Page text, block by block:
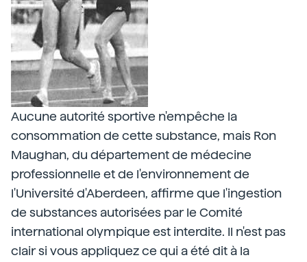
Aucune autorité sportive n'empêche la
consommation de cette substance, mais Ron
Maughan, du département de médecine
professionnelle et de l'environnement de
l'Université d'Aberdeen, affirme que l'ingestion
de substances autorisées par le Comité
international olympique est interdite. Il n'est pas
clair si vous appliquez ce qui a été dit à la